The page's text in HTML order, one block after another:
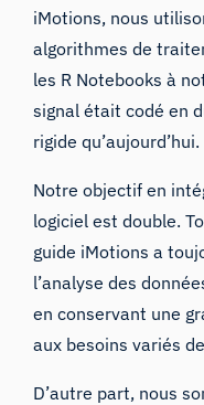
iMotions, nous
algorithmes de
les R Notebooks à
signal était codé en
rigide qu’aujourd’hui.
Notre objectif en
logiciel est double.
guide iMotions a
l’analyse des
en conservant une
aux besoins variés
D’autre part, nous